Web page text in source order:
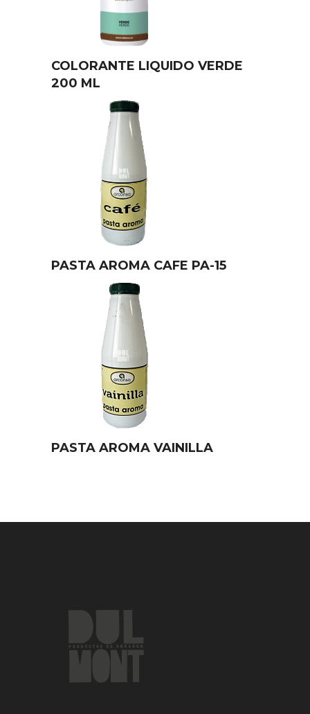
COLORANTE LIQUIDO VERDE
200 ML
PASTA AROMA CAFE PA-15
PASTA AROMA VAINILLA